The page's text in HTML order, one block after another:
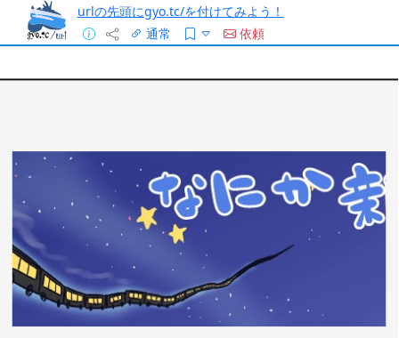
urlの先頭にgyo.tc/を付けてみよう！
通常
依頼